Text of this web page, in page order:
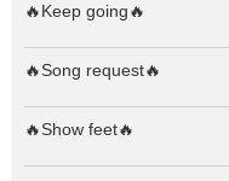
🔥Keep going🔥
🔥Song request🔥
🔥Show feet🔥